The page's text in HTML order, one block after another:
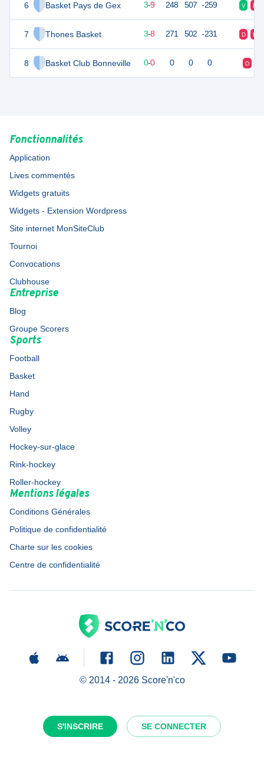
S'INSCRIRE SE CONNECTER
6 Basket Pays de Gex
7 Thones Basket
8 Basket Club Bonneville
15 3-9 248 507 -259 V D
3-8 271 502 -231 D D
0 0 0-0 0 0 0 D
Fonctionnalités
Application
Lives commentés
Widgets gratuits
Widgets - Extension Wordpress
Site internet MonSiteClub
Tournoi
Convocations
Clubhouse
Entreprise
Blog
Groupe Scorers
Sports
Football
Basket
Hand
Rugby
Volley
Hockey-sur-glace
Rink-hockey
Roller-hockey
Mentions légales
Conditions Générales
Politique de confidentialité
Charte sur les cookies
Centre de confidentialité
© 2014 - 2026Score'n'co